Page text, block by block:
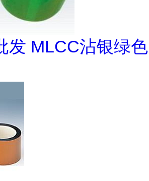
发 MLCC沾银绿色